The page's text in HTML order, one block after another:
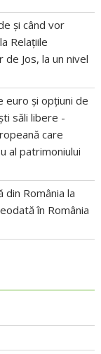
și când vor
la Relațiile
Jos, la un nivel
euro și opțiuni de
săli libere -
care
al patrimoniului
din România la
în România